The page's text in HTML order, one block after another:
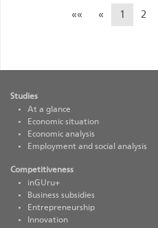
«« « 1 2
Studies
At a glance
Economic situation
Economic analysis
Employment and social analysis
Competitiveness
inGUru+
Business subsidies
Entrepreneurship
Innovation